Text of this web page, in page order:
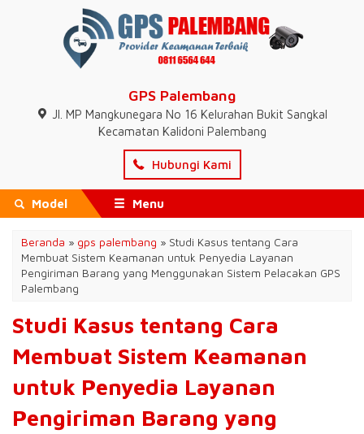
GPS Palembang
Jl. MP Mangkunegara No 16 Kelurahan Bukit Sangkal
Kecamatan Kalidoni Palembang
Hubungi Kami
Model Menu
Beranda » gps palembang » Studi Kasus tentang Cara
Membuat Sistem Keamanan untuk Penyedia Layanan
Pengiriman Barang yang Menggunakan Sistem Pelacakan GPS
Palembang
Studi Kasus tentang Cara
Membuat Sistem Keamanan
untuk Penyedia Layanan
Pengiriman Barang yang